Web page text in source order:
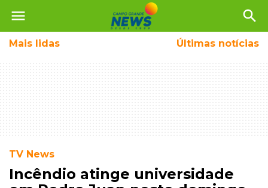
menu search
Mais lidas Últimas notícias
TV News
Incêndio atinge universidade